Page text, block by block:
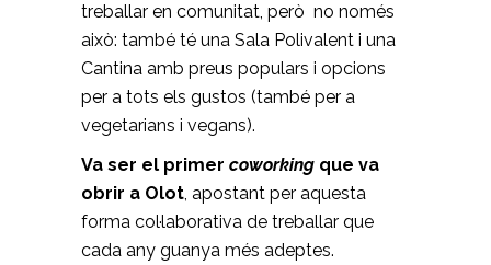
treballar en comunitat, però no només
això: també té una Sala Polivalent i una
Cantina amb preus populars i opcions
per a tots els gustos (també per a
vegetarians i vegans).
Va ser el primer coworking que va
obrir a Olot, apostant per aquesta
forma col·laborativa de treballar que
cada any guanya més adeptes.